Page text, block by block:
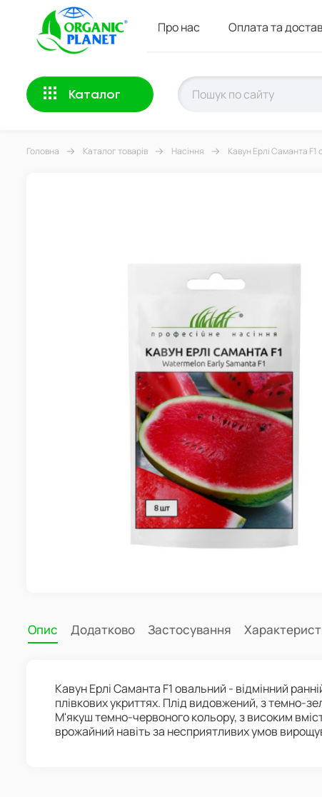
Про нас Оплата та
Каталог
Головна Каталог товарів Насіння Кавун Ерлі Саманта F1
Опис Додатково Застосування
Кавун Ерлі Саманта F1 овальний - відмінний
плівкових укриттях. Плід видовжений, з темно-
М'якуш темно-червоного кольору, з високим
врожайний навіть за несприятливих умов